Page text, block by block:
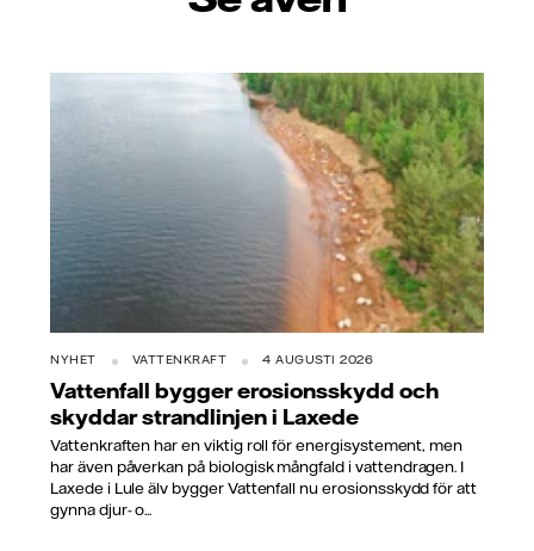
NYHET VATTENKRAFT 4 AUGUSTI 2026
Vattenfall bygger erosionsskydd och
skyddar strandlinjen i Laxede
Vattenkraften har en viktig roll för energisystement, men
har även påverkan på biologisk mångfald i vattendragen. I
Laxede i Lule älv bygger Vattenfall nu erosionsskydd för att
gynna djur- o...